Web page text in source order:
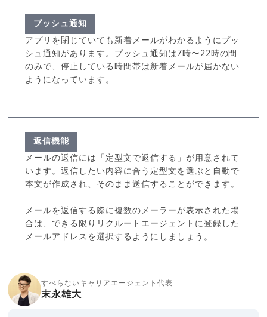
プッシュ通知
アプリを閉じていても新着メールがわかるようにプッ
シュ通知があります。プッシュ通知は7時〜22時の間
のみで、停止している時間帯は新着メールが届かない
ようになっています。
返信機能
メールの返信には「定型文で返信する」が用意されて
います。返信したい内容に合う定型文を選ぶと自動で
本文が作成され、そのまま送信することができます。
メールを返信する際に複数のメーラーが表示された場
合は、できる限りリクルートエージェントに登録した
メールアドレスを選択するようにしましょう。
すべらないキャリアエージェント代表
末永雄大